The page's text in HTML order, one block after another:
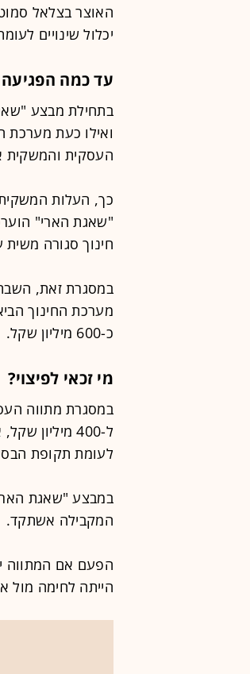
האוצר בצלאל
יכלול שינויים
עד כמה
בתחילת מבצע
ואילו כעת מערכת
העסקית והמשקית
כך, העלות
חינוך סגורה משית
כ-600 מיליון שקל.
מי זכאי לפיצוי?
לעומת תקופת
במבצע "שאגת
המקבילה אשתקד.
הפעם אם המתווה
הייתה לחימה מול